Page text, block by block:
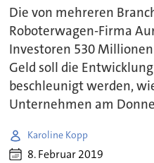
Die von mehreren
Roboterwagen-Firma
Investoren 530
Geld soll die
beschleunigt werden,
Unternehmen am
Karoline Kopp
8. Februar 2019